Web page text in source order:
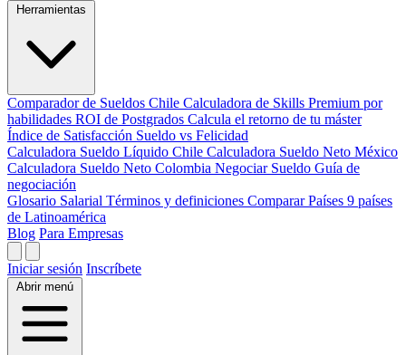
Herramientas
Comparador de Sueldos Chile Calculadora de Skills Premium por
habilidades ROI de Postgrados Calcula el retorno de tu máster
Índice de Satisfacción Sueldo vs Felicidad
Calculadora Sueldo Líquido Chile Calculadora Sueldo Neto México
Calculadora Sueldo Neto Colombia Negociar Sueldo Guía de
negociación
Glosario Salarial Términos y definiciones Comparar Países 9 países
de Latinoamérica
Blog Para Empresas
Iniciar sesión Inscríbete
Abrir menú